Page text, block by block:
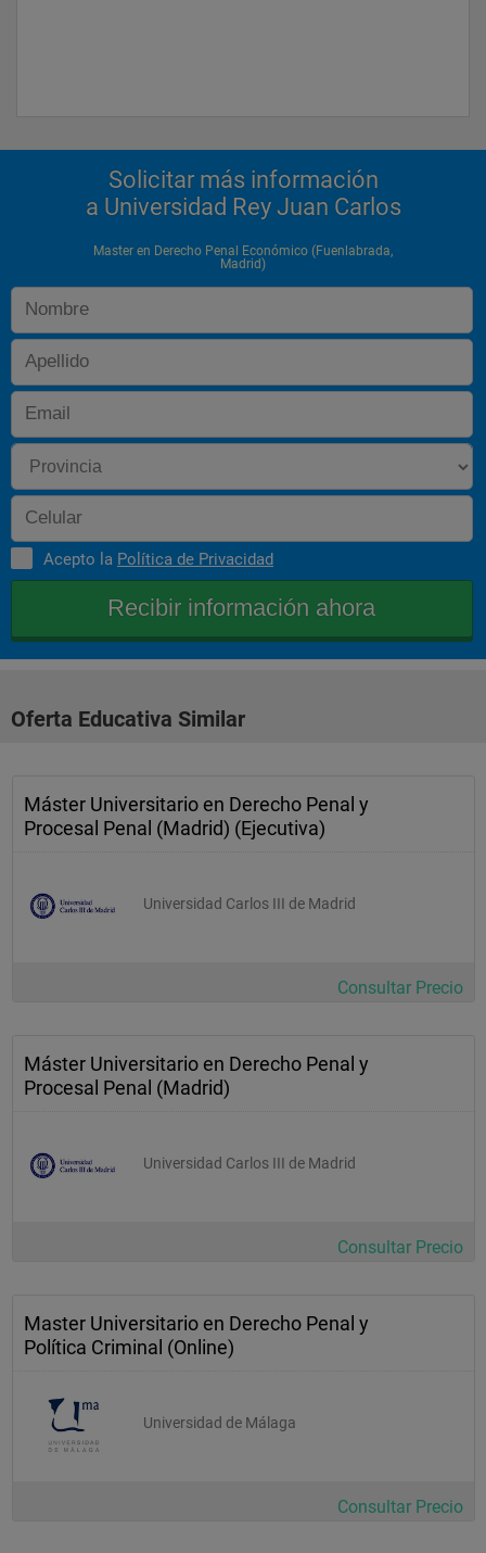
Solicitar más información
a Universidad Rey Juan Carlos
Master en Derecho Penal Económico (Fuenlabrada,
Madrid)
Acepto la Política de Privacidad
Oferta Educativa Similar
Máster Universitario en Derecho Penal y
Procesal Penal (Madrid) (Ejecutiva)
Universidad Carlos III de Madrid
Consultar Precio
Máster Universitario en Derecho Penal y
Procesal Penal (Madrid)
Universidad Carlos III de Madrid
Consultar Precio
Master Universitario en Derecho Penal y
Política Criminal (Online)
Universidad de Málaga
Consultar Precio